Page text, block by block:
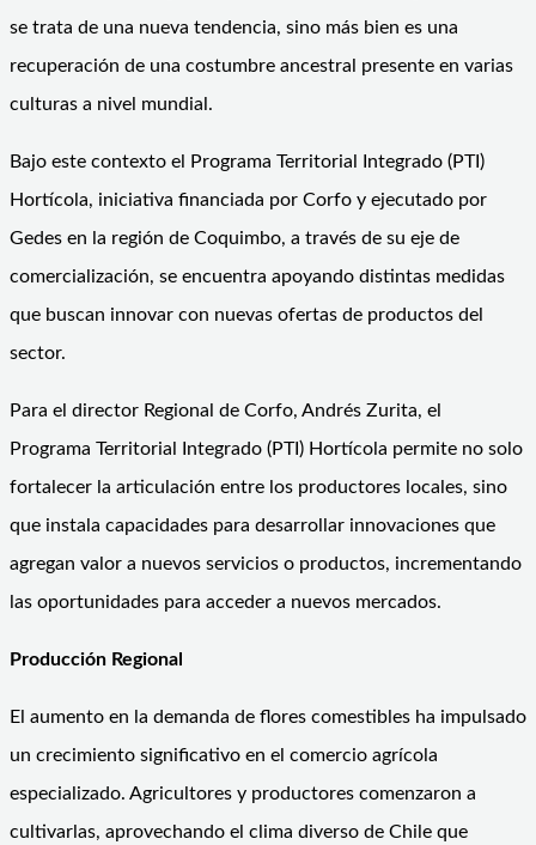
se trata de una nueva tendencia, sino más bien es una
recuperación de una costumbre ancestral presente en varias
culturas a nivel mundial.
Bajo este contexto el Programa Territorial Integrado (PTI)
Hortícola, iniciativa financiada por Corfo y ejecutado por
Gedes en la región de Coquimbo, a través de su eje de
comercialización, se encuentra apoyando distintas medidas
que buscan innovar con nuevas ofertas de productos del
sector.
Para el director Regional de Corfo, Andrés Zurita, el
Programa Territorial Integrado (PTI) Hortícola permite no solo
fortalecer la articulación entre los productores locales, sino
que instala capacidades para desarrollar innovaciones que
agregan valor a nuevos servicios o productos, incrementando
las oportunidades para acceder a nuevos mercados.
Producción Regional
El aumento en la demanda de flores comestibles ha impulsado
un crecimiento significativo en el comercio agrícola
especializado. Agricultores y productores comenzaron a
cultivarlas, aprovechando el clima diverso de Chile que